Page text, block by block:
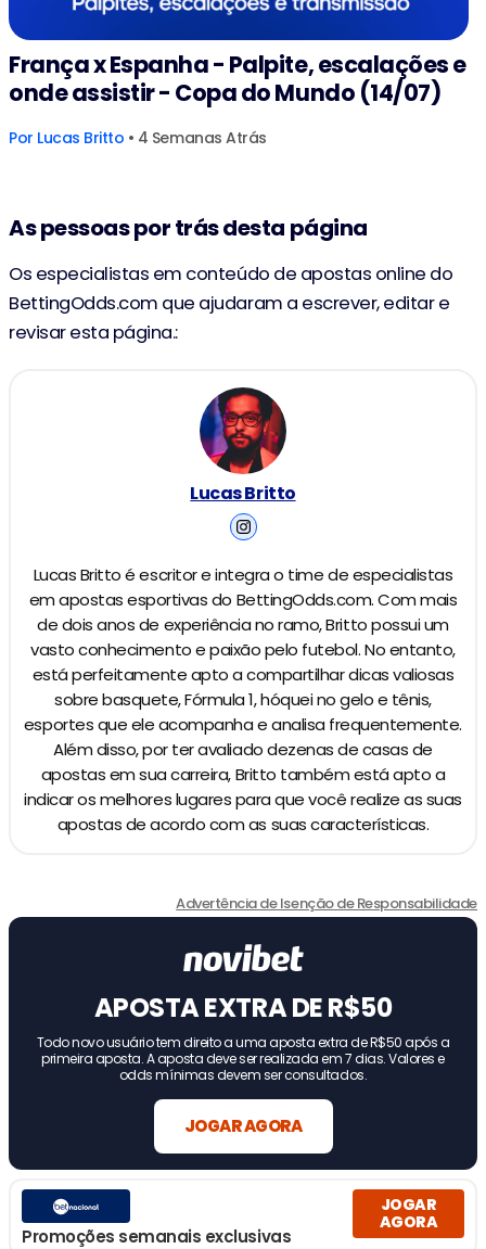
França x Espanha - Palpite, escalações e
onde assistir - Copa do Mundo (14/07)
Por Lucas Britto • 4 Semanas Atrás
As pessoas por trás desta página
Os especialistas em conteúdo de apostas online do
BettingOdds.com que ajudaram a escrever, editar e
revisar esta página.:
Lucas Britto
Lucas Britto é escritor e integra o time de especialistas
em apostas esportivas do BettingOdds.com. Com mais
de dois anos de experiência no ramo, Britto possui um
vasto conhecimento e paixão pelo futebol. No entanto,
está perfeitamente apto a compartilhar dicas valiosas
sobre basquete, Fórmula 1, hóquei no gelo e tênis,
esportes que ele acompanha e analisa frequentemente.
Além disso, por ter avaliado dezenas de casas de
apostas em sua carreira, Britto também está apto a
indicar os melhores lugares para que você realize as suas
apostas de acordo com as suas características.
Advertência de Isenção de Responsabilidade
APOSTA EXTRA DE R$50
Todo novo usuário tem direito a uma aposta extra de R$50 após a
primeira aposta. A aposta deve ser realizada em 7 dias. Valores e
odds mínimas devem ser consultados.
JOGAR AGORA
Promoções semanais exclusivas
JOGAR
AGORA